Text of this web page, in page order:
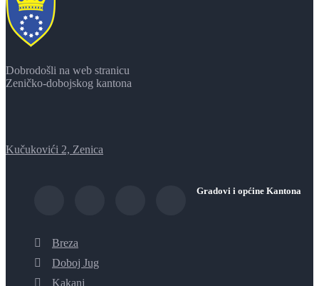
Dobrodošli na web stranicu
Zeničko-dobojskog kantona
Kučukovići 2, Zenica
Gradovi i općine Kantona
Breza
Doboj Jug
Kakanj